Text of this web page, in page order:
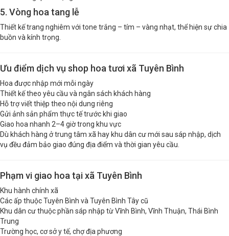
5. Vòng hoa tang lễ
Thiết kế trang nghiêm với tone trắng – tím – vàng nhạt, thể hiện sự chia
buồn và kính trọng.
Ưu điểm dịch vụ shop hoa tươi xã Tuyên Bình
Hoa được nhập mới mỗi ngày
Thiết kế theo yêu cầu và ngân sách khách hàng
Hỗ trợ viết thiệp theo nội dung riêng
Gửi ảnh sản phẩm thực tế trước khi giao
Giao hoa nhanh 2–4 giờ trong khu vực
Dù khách hàng ở trung tâm xã hay khu dân cư mới sau sáp nhập, dịch
vụ đều đảm bảo giao đúng địa điểm và thời gian yêu cầu.
Phạm vi giao hoa tại xã Tuyên Bình
Khu hành chính xã
Các ấp thuộc Tuyên Bình và Tuyên Bình Tây cũ
Khu dân cư thuộc phần sáp nhập từ Vĩnh Bình, Vĩnh Thuận, Thái Bình
Trung
Trường học, cơ sở y tế, chợ địa phương